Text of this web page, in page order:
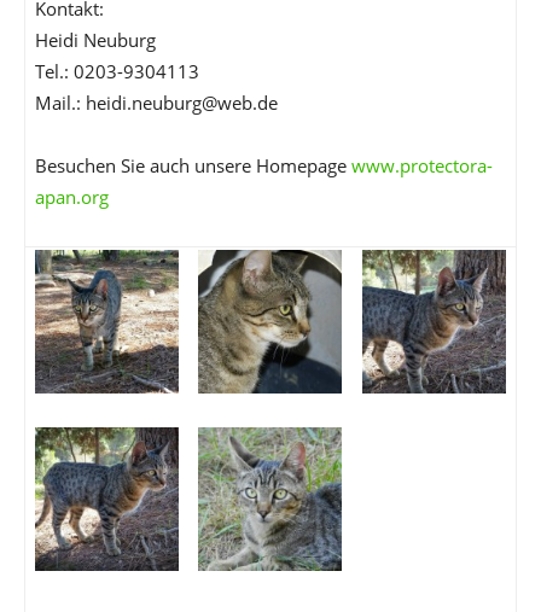
Kontakt:
Heidi Neuburg
Tel.: 0203-9304113
Mail.: heidi.neuburg@web.de
Besuchen Sie auch unsere Homepage www.protectora-
apan.org